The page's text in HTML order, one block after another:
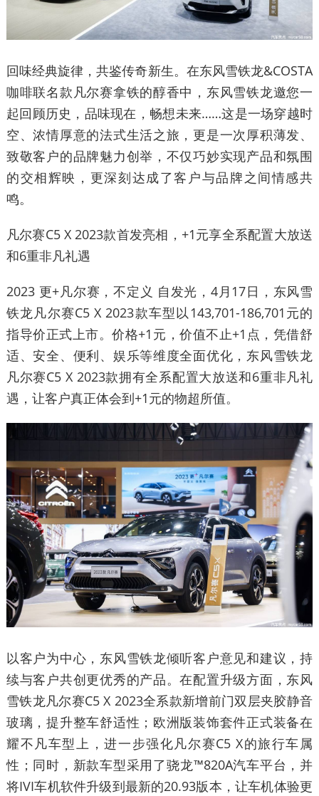
回味经典旋律，共鉴传奇新生。在东风雪铁龙&COSTA
咖啡联名款凡尔赛拿铁的醇香中，东风雪铁龙邀您一
起回顾历史，品味现在，畅想未来……这是一场穿越时
空、浓情厚意的法式生活之旅，更是一次厚积薄发、
致敬客户的品牌魅力创举，不仅巧妙实现产品和氛围
的交相辉映，更深刻达成了客户与品牌之间情感共
鸣。
凡尔赛C5 X 2023款首发亮相，+1元享全系配置大放送
和6重非凡礼遇
2023 更+凡尔赛，不定义 自发光，4月17日，东风雪
铁龙凡尔赛C5 X 2023款车型以143,701-186,701元的
指导价正式上市。价格+1元，价值不止+1点，凭借舒
适、安全、便利、娱乐等维度全面优化，东风雪铁龙
凡尔赛C5 X 2023款拥有全系配置大放送和6重非凡礼
遇，让客户真正体会到+1元的物超所值。
以客户为中心，东风雪铁龙倾听客户意见和建议，持
续与客户共创更优秀的产品。在配置升级方面，东风
雪铁龙凡尔赛C5 X 2023全系款新增前门双层夹胶静音
玻璃，提升整车舒适性；欧洲版装饰套件正式装备在
耀不凡车型上，进一步强化凡尔赛C5 X的旅行车属
性；同时，新款车型采用了骁龙™820A汽车平台，并
将IVI车机软件升级到最新的20.93版本，让车机体验更